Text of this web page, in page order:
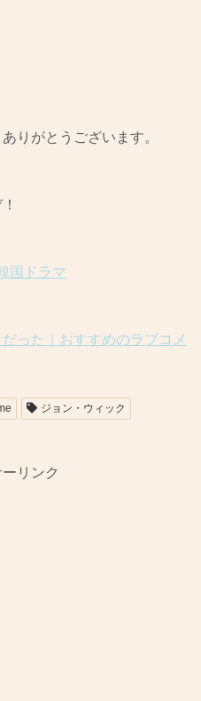
りがとうございます。
国ドラマ
った｜おすすめのラブコメ
ジョン・ウィック
リンク